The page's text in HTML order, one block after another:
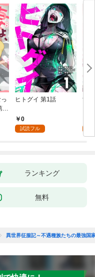
1
ヒトグイ 第1話
0
試読フル
世
ランキング
無料
異世界征服記～不遇種族たちの最強国